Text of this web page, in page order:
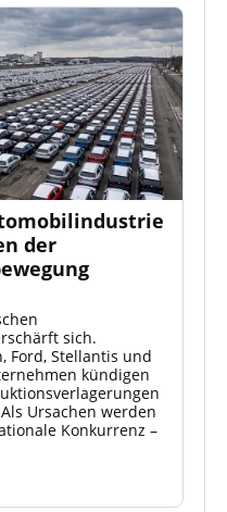
der
sich.
Ford, Stellantis und
kündigen
Ursachen werden
Konkurrenz –